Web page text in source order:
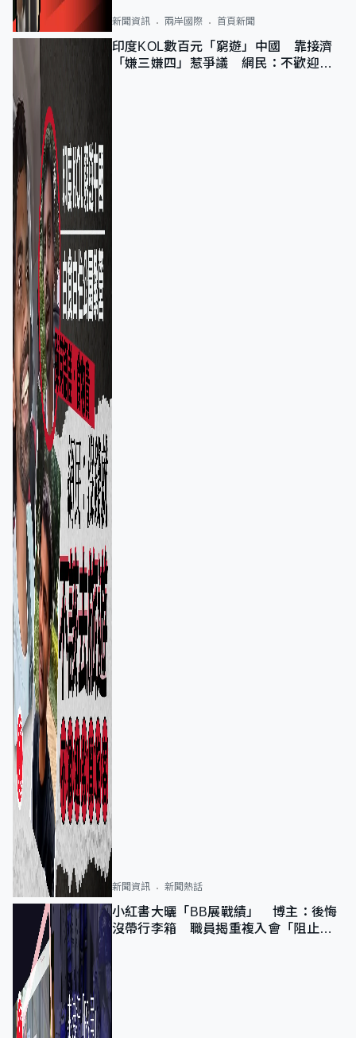
新聞資訊 兩岸國際 首頁新聞
印度KOL數百元「窮遊」中國 靠接濟
「嫌三嫌四」惹爭議 網民：不歡迎劣
新聞資訊 新聞熱話
小紅書大曬「BB展戰績」 博主：後悔
沒帶行李箱 職員揭重複入會「阻止唔